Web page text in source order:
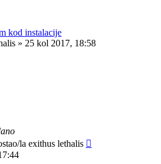
kod instalacije
» 25 kol 2017, 18:58
la exithus lethalis